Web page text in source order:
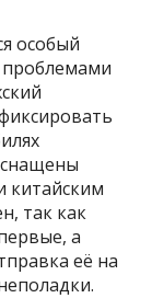
особый
проблемами
китайским
так как
а
её на